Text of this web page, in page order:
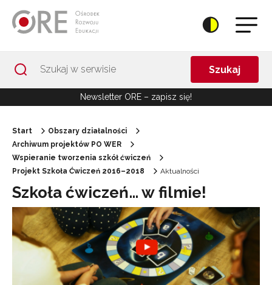
Szukaj
Newsletter ORE – zapisz się!
Start
Obszary działalności
Archiwum projektów PO WER
Wspieranie tworzenia szkół ćwiczeń
Projekt Szkoła Ćwiczeń 2016–2018
Aktualności
Szkoła ćwiczeń… w filmie!